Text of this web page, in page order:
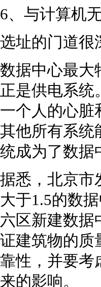
6、与计算机
选址的门道很
数据中心最大
正是供电系统
一个人的心脏
其他所有系统
统成为了数据
据悉，北京市
大于1.5的数
六区新建数据
证建筑物的质
靠性，并要考
来的影响。